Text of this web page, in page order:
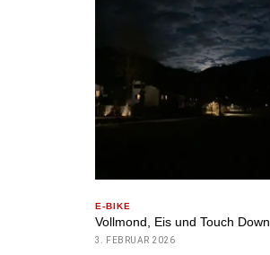
E-BIKE
Vollmond, Eis und Touch Down
3. FEBRUAR 2026